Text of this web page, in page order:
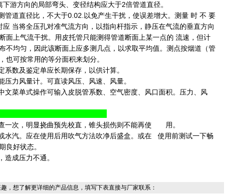
游方向的局部弯头、变径结构应大于2倍管道直径。
管道直径比，不大于0.02.以免产生干扰，使误差增大。测量 时 不 要
当将全压孔对准气流方向，以指向杆指示，静压在气流的垂直方向
面上气流干扰。用皮托管只能测得管道断面上某一点的 流速，但计
不均匀，因此该断面上应多测几点，以求取平均值。测点按烟道（管
也可按常用的等分面积来划分。
数及鉴定单应长期保存，以供计算。
力风量计。可直读风压、风速、风量。
文菜单式操作可输入皮脱管系数、空气密度、风口面积。压力、风
养：
一次，明显挠曲预先校直，锥头损伤则不能再使 用。
水汽。应在使用后用吹气方法吹净后盛盒。或在 使用前测试一下畅
良好状态。
成压力不通。
，想了解更详细的产品信息，填写下表直接与厂家联系：